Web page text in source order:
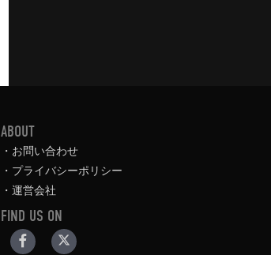
ABOUT
お問い合わせ
プライバシーポリシー
運営会社
FIND US ON